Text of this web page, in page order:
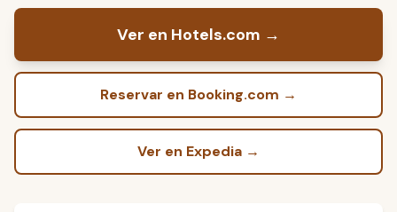
Ver en Hotels.com →
Reservar en Booking.com →
Ver en Expedia →